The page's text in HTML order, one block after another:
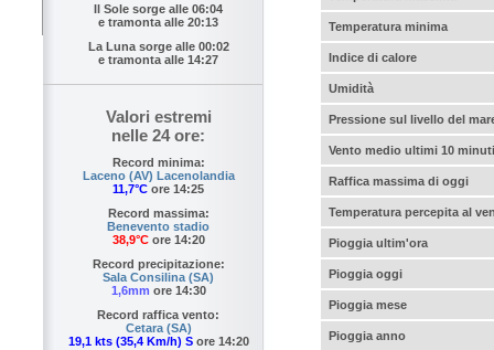
Il Sole sorge alle 06:04
e tramonta alle 20:13
La Luna sorge alle 00:02
e tramonta alle 14:27
Valori estremi
nelle 24 ore:
Record minima:
Laceno (AV) Lacenolandia
11,7°C ore 14:25
Record massima:
Benevento stadio
38,9°Core 14:20
Record precipitazione:
Sala Consilina (SA)
1,6mm ore 14:30
Record raffica vento:
Cetara (SA)
19,1 kts (35,4 Km/h) Sore 14:20
Temperatura minima
Indice di calore
Umidità
Pressione sul livello del
Vento medio ultimi 10 minuti
Raffica massima di oggi
Temperatura percepita al
Pioggia ultim'ora
Pioggia oggi
Pioggia mese
Pioggia anno